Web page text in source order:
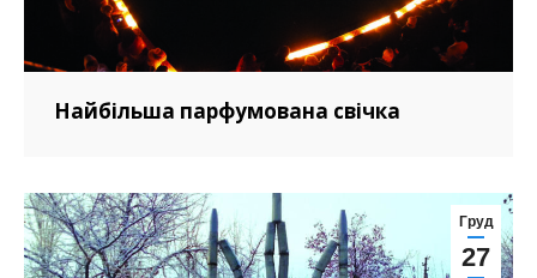
Найбільша парфумована свічка
Груд
27